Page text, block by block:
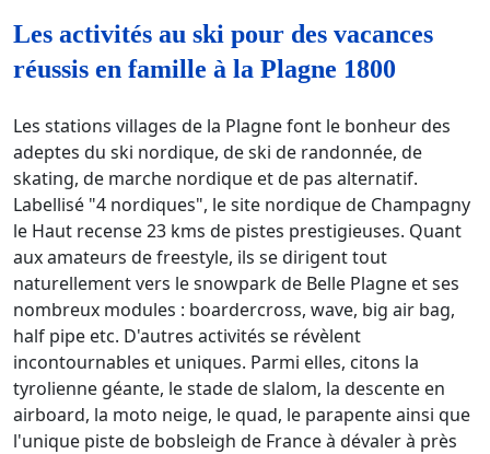
Les activités au ski pour des vacances
réussis en famille à la Plagne 1800
Les stations villages de la Plagne font le bonheur des
adeptes du ski nordique, de ski de randonnée, de
skating, de marche nordique et de pas alternatif.
Labellisé "4 nordiques", le site nordique de Champagny
le Haut recense 23 kms de pistes prestigieuses. Quant
aux amateurs de freestyle, ils se dirigent tout
naturellement vers le snowpark de Belle Plagne et ses
nombreux modules : boardercross, wave, big air bag,
half pipe etc. D'autres activités se révèlent
incontournables et uniques. Parmi elles, citons la
tyrolienne géante, le stade de slalom, la descente en
airboard, la moto neige, le quad, le parapente ainsi que
l'unique piste de bobsleigh de France à dévaler à près